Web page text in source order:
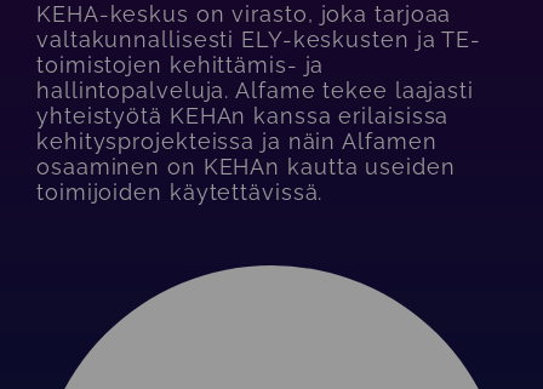
KEHA-keskus on virasto, joka tarjoaa
valtakunnallisesti ELY-keskusten ja TE-
toimistojen kehittämis- ja
hallintopalveluja. Alfame tekee laajasti
yhteistyötä KEHAn kanssa erilaisissa
kehitysprojekteissa ja näin Alfamen
osaaminen on KEHAn kautta useiden
toimijoiden käytettävissä.